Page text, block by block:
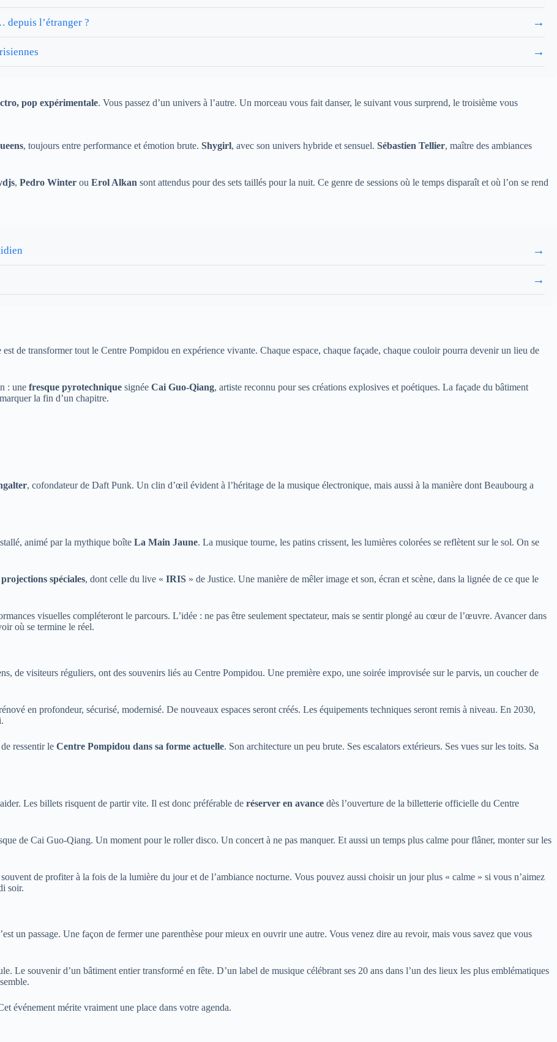
depuis l’étranger ? →
→
pop expérimentale. Vous passez d’un univers à l’autre. Un morceau vous fait danser, le suivant vous surprend, le troisième vous
, toujours entre performance et émotion brute. Shygirl, avec son univers hybride et sensuel. Sébastien Tellier, maître des ambiances
, Pedro Winter ou Erol Alkan sont attendus pour des sets taillés pour la nuit. Ce genre de sessions où le temps disparaît et où l’on se rend
→
→
de transformer tout le Centre Pompidou en expérience vivante. Chaque espace, chaque façade, chaque couloir pourra devenir un lieu de
: une fresque pyrotechnique signée Cai Guo-Qiang, artiste reconnu pour ses créations explosives et poétiques. La façade du bâtiment
la fin d’un chapitre.
, cofondateur de Daft Punk. Un clin d’œil évident à l’héritage de la musique électronique, mais aussi à la manière dont Beaubourg a
animé par la mythique boîte La Main Jaune. La musique tourne, les patins crissent, les lumières colorées se reflètent sur le sol. On se
projections spéciales, dont celle du live « IRIS » de Justice. Une manière de mêler image et son, écran et scène, dans la lignée de ce que le
visuelles compléteront le parcours. L’idée : ne pas être seulement spectateur, mais se sentir plongé au cœur de l’œuvre. Avancer dans
où se termine le réel.
de visiteurs réguliers, ont des souvenirs liés au Centre Pompidou. Une première expo, une soirée improvisée sur le parvis, un coucher de
en profondeur, sécurisé, modernisé. De nouveaux espaces seront créés. Les équipements techniques seront remis à niveau. En 2030,
ressentir le Centre Pompidou dans sa forme actuelle. Son architecture un peu brute. Ses escalators extérieurs. Ses vues sur les toits. Sa
Les billets risquent de partir vite. Il est donc préférable de réserver en avance dès l’ouverture de la billetterie officielle du Centre
de Cai Guo-Qiang. Un moment pour le roller disco. Un concert à ne pas manquer. Et aussi un temps plus calme pour flâner, monter sur les
de profiter à la fois de la lumière du jour et de l’ambiance nocturne. Vous pouvez aussi choisir un jour plus « calme » si vous n’aimez
soir.
un passage. Une façon de fermer une parenthèse pour mieux en ouvrir une autre. Vous venez dire au revoir, mais vous savez que vous
Le souvenir d’un bâtiment entier transformé en fête. D’un label de musique célébrant ses 20 ans dans l’un des lieux les plus emblématiques
événement mérite vraiment une place dans votre agenda.